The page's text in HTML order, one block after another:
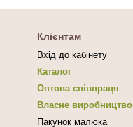
Клієнтам
Вхід до кабінету
Каталог
Оптова співпраця
Власне виробництво
Пакунок малюка